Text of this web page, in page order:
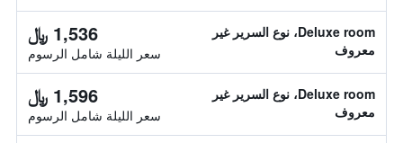
Deluxe room، نوع السرير غير
معروف
1,536 ﷼
سعر الليلة شامل الرسوم
Deluxe room، نوع السرير غير
معروف
1,596 ﷼
سعر الليلة شامل الرسوم